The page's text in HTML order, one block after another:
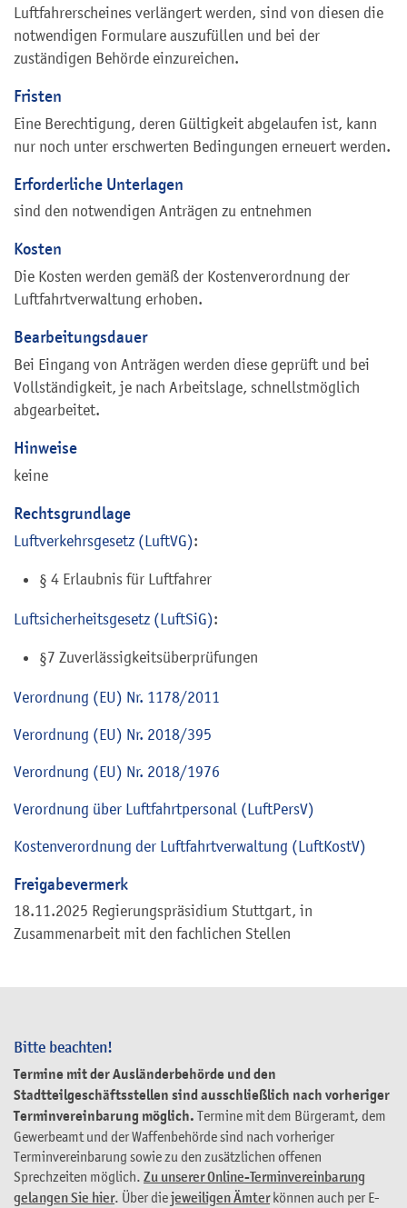
Bitte beachten!
Termine mit der Ausländerbehörde und den
Stadtteilgeschäftsstellen sind ausschließlich nach vorheriger
Terminvereinbarung möglich. Termine mit dem Bürgeramt, dem
Gewerbeamt und der Waffenbehörde sind nach vorheriger
Terminvereinbarung sowie zu den zusätzlichen offenen
Sprechzeiten möglich. Zu unserer Online-Terminvereinbarung
gelangen Sie hier. Über diejeweiligen Ämterkönnen auch per E-
Luftfahrerscheines verlängert werden, sind von diesen die
notwendigen Formulare auszufüllen und bei der
zuständigen Behörde einzureichen.
Fristen
Eine Berechtigung, deren Gültigkeit abgelaufen ist, kann
nur noch unter erschwerten Bedingungen erneuert werden.
Erforderliche Unterlagen
sind den notwendigen Anträgen zu entnehmen
Kosten
Die Kosten werden gemäß der Kostenverordnung der
Luftfahrtverwaltung erhoben.
Bearbeitungsdauer
Bei Eingang von Anträgen werden diese geprüft und bei
Vollständigkeit, je nach Arbeitslage, schnellstmöglich
abgearbeitet.
Hinweise
keine
Rechtsgrundlage
Luftverkehrsgesetz (LuftVG):
§ 4 Erlaubnis für Luftfahrer
Luftsicherheitsgesetz (LuftSiG):
§7 Zuverlässigkeitsüberprüfungen
Verordnung (EU) Nr. 1178/2011
Verordnung (EU) Nr. 2018/395
Verordnung (EU) Nr. 2018/1976
Verordnung über Luftfahrtpersonal (LuftPersV)
Kostenverordnung der Luftfahrtverwaltung (LuftKostV)
Freigabevermerk
18.11.2025 Regierungspräsidium Stuttgart, in
Zusammenarbeit mit den fachlichen Stellen